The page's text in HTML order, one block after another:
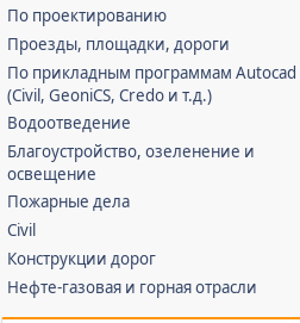
По проектированию
Проезды, площадки, дороги
По прикладным программам Autocad
(Civil, GeoniCS, Credo и т.д.)
Водоотведение
Благоустройство, озеленение и
освещение
Пожарные дела
Civil
Конструкции дорог
Нефте-газовая и горная отрасли